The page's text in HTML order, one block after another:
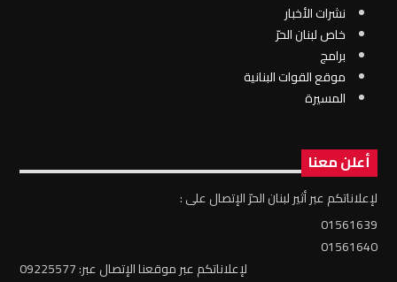
نشرات الأخبار
خاص لبنان الحرّ
برامج
موقع القوات البنانية
المسيرة
أعلن معنا
لإعلاناتكم عبر أثير لبنان الحرّ الإتصال على :
01561639
01561640
لإعلاناتكم عبر موقعنا الإتصال عبر: 09225577